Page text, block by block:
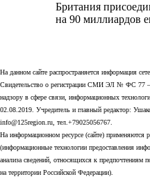
Британия
на 90 миллиардов
На данном сайте распространяется информация
Свидетельство о регистрации СМИ ЭЛ № ФС 77
надзору в сфере связи, информационных
02.08.2019. Учредитель и главный редактор:
info@125region.ru, тел.+79025056767.
На информационном ресурсе (сайте) применяются
(информационные технологии предоставления
анализа сведений, относящихся к предпочтениям
на территории Российской Федерации).